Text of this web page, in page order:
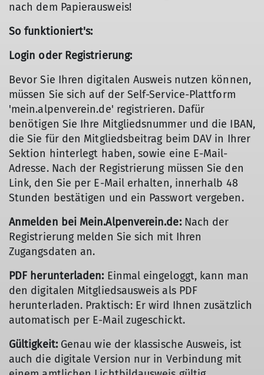
nach dem Papierausweis!
So funktioniert's:
Login oder Registrierung:
Bevor Sie Ihren digitalen Ausweis nutzen können,
müssen Sie sich auf der Self-Service-Plattform
'mein.alpenverein.de' registrieren. Dafür
benötigen Sie Ihre Mitgliedsnummer und die IBAN,
die Sie für den Mitgliedsbeitrag beim DAV in Ihrer
Sektion hinterlegt haben, sowie eine E-Mail-
Adresse. Nach der Registrierung müssen Sie den
Link, den Sie per E-Mail erhalten, innerhalb 48
Stunden bestätigen und ein Passwort vergeben.
Anmelden bei Mein.Alpenverein.de:Nach der
Registrierung melden Sie sich mit Ihren
Zugangsdaten an.
PDF herunterladen: Einmal eingeloggt, kann man
den digitalen Mitgliedsausweis als PDF
herunterladen. Praktisch: Er wird Ihnen zusätzlich
automatisch per E-Mail zugeschickt.
Gültigkeit:Genau wie der klassische Ausweis, ist
auch die digitale Version nur in Verbindung mit